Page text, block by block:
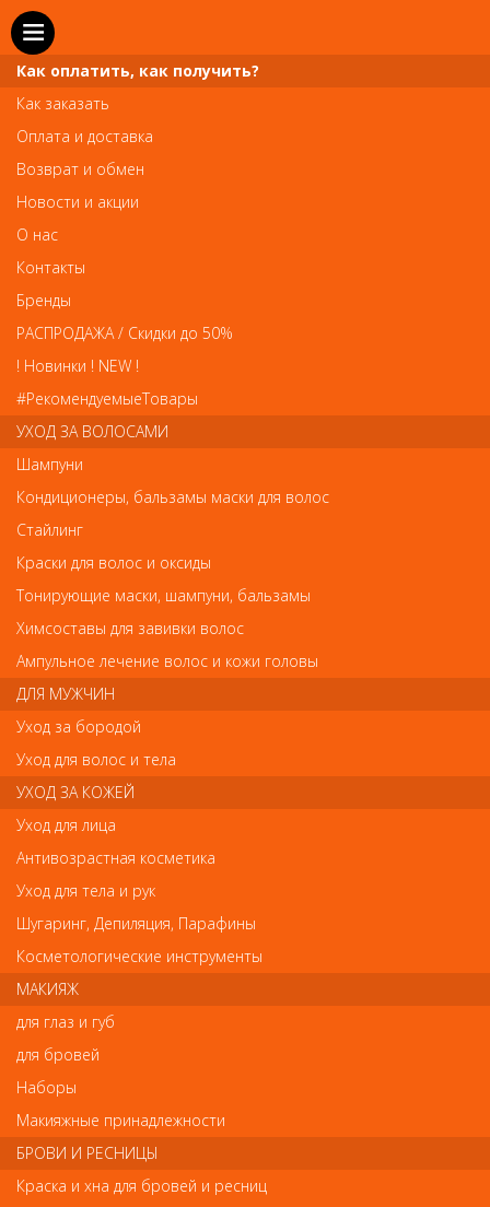
SEO
Деваль Щетка массажная "Breeze"
прямоугольная, средняя, деревянная,
пластиковый штифт, 7рядов
Арт.
351р.-
Нет в наличии
В закладки
Отзывы
Ваш отзыв станет первым
Напишите свой отзыв
Комментарий
Как оплатить, как получить?
Как заказать
Оплата и доставка
Возврат и обмен
Новости и акции
О нас
Контакты
Бренды
РАСПРОДАЖА / Скидки до 50%
! Новинки ! NEW !
#РекомендуемыеТовары
УХОД ЗА ВОЛОСАМИ
Шампуни
Кондиционеры, бальзамы маски для волос
Стайлинг
Краски для волос и оксиды
Тонирующие маски, шампуни, бальзамы
Химсоставы для завивки волос
Ампульное лечение волос и кожи головы
ДЛЯ МУЖЧИН
Уход за бородой
Уход для волос и тела
УХОД ЗА КОЖЕЙ
Уход для лица
Антивозрастная косметика
Уход для тела и рук
Шугаринг, Депиляция, Парафины
Косметологические инструменты
МАКИЯЖ
для глаз и губ
для бровей
Наборы
Макияжные принадлежности
БРОВИ И РЕСНИЦЫ
Краска и хна для бровей и ресниц